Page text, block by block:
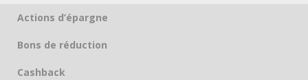
Skip to content
Actions d’épargne
Bons de réduction
Cashback